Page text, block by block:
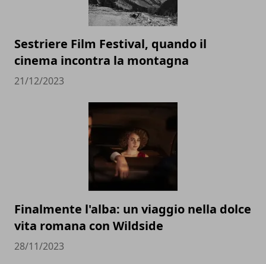
Sestriere Film Festival, quando il
cinema incontra la montagna
21/12/2023
Finalmente l'alba: un viaggio nella dolce
vita romana con Wildside
28/11/2023